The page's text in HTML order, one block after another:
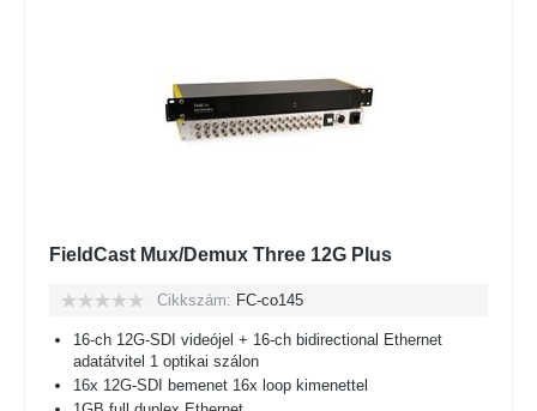
FieldCast Mux/Demux Three 12G Plus
Cikkszám: FC-co145
16-ch 12G-SDI videójel + 16-ch bidirectional Ethernet
adatátvitel 1 optikai szálon
16x 12G-SDI bemenet 16x loop kimenettel